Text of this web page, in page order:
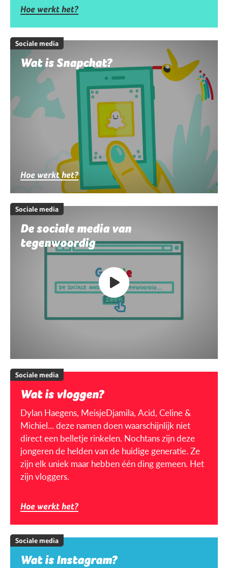
Hoe werkt het?
Sociale media
Wat is Snapchat?
Hoe werkt het?
Sociale media
De sociale media van
tegenwoordig
Sociale media
Wat is vloggen?
Dylan Haegens, MeisjeDjamila, Acid, Celine &
Michiel... deze namen doen waarschijnlijk niet
direct een belletje rinkelen. Nochtans zijn deze
jongeren de helden van de huidige generatie. Ze
zijn elk uniek maar hebben één ding gemeen. Het
zijn vloggers.
Hoe werkt het?
Sociale media
Wat is Instagram?